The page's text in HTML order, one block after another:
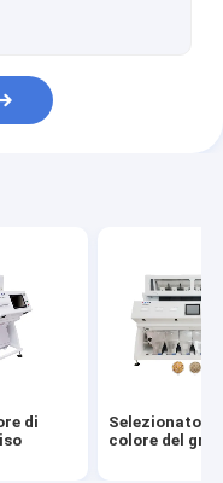
metallifero
di
Selezionatore
colore del